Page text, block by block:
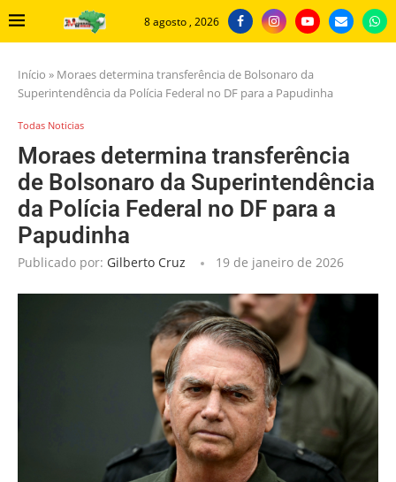
8 agosto , 2026
Início » Moraes determina transferência de Bolsonaro da
Superintendência da Polícia Federal no DF para a Papudinha
Todas Noticias
Moraes determina transferência
de Bolsonaro da Superintendência
da Polícia Federal no DF para a
Papudinha
Publicado por: Gilberto Cruz 19 de janeiro de 2026